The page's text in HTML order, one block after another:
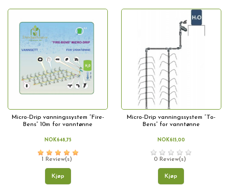
Micro-Drip vanningssystem “Fire-
Bens” 10m for vanntønne
NOK648,75
1 Review(s)
Kjøp
Micro-Drip vanningssystem “To-
Bens” for vanntønne
NOK615,00
0 Review(s)
Kjøp